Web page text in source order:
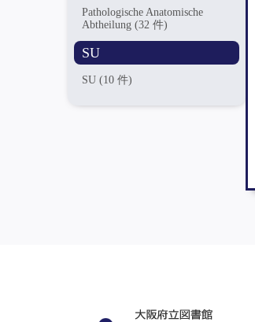
Pathologische Anatomische
Abtheilung(32 件)
SU
SU(10 件)